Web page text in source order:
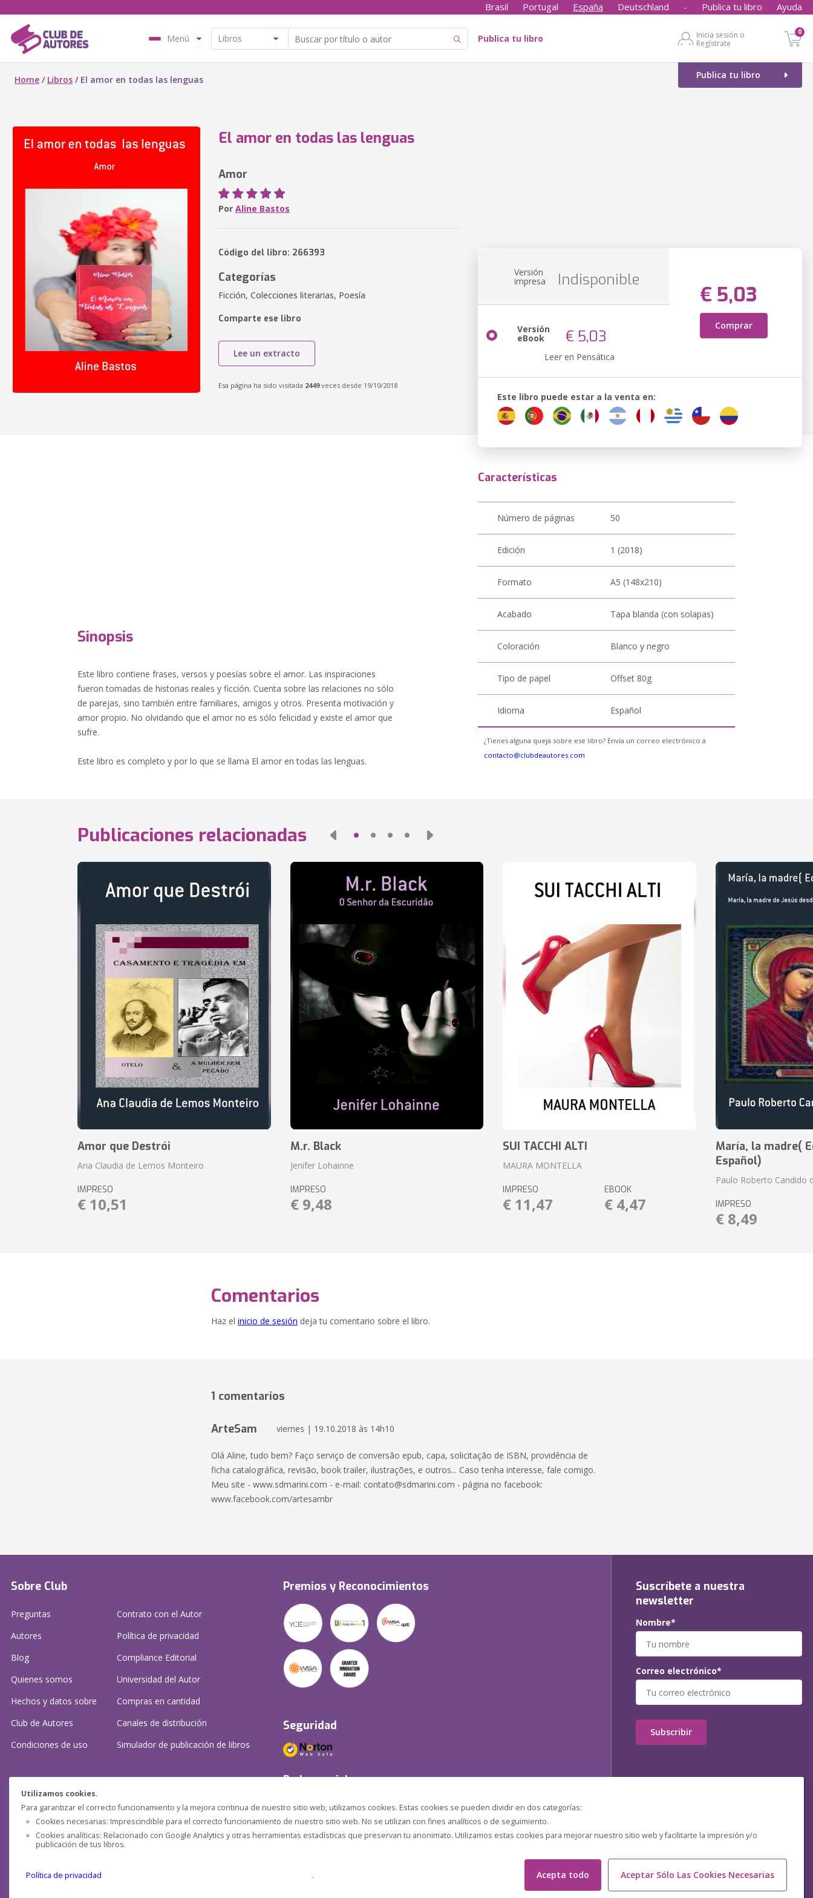
Utilizamos cookies.
Para garantizar el correcto funcionamiento y la mejora continua de nuestro sitio web, utilizamos cookies. Estas cookies se pueden dividir en dos categorías:
Cookies necesarias: Imprescindible para el correcto funcionamiento de nuestro sitio web. No se utilizan con fines analíticos o de seguimiento.
Cookies analíticas: Relacionado con Google Analytics y otras herramientas estadísticas que preservan tu anonimato. Utilizamos estas cookies para mejorar nuestro sitio web y facilitarte la impresión y/o
publicación de tus libros.
Política de privacidad . Acepta todo Aceptar Sólo Las Cookies Necesarias
Brasil Portugal España Deutschland - Publica tu libro Ayuda
Menú Publica tu libro
Inicia sesión o
Regístrate
0
Publica tu libro
Home / Libros / El amor en todas las lenguas
El amor en todas las lenguas
Amor
Por Aline Bastos
Código del libro: 266393
Categorías
Ficción, Colecciones literarias, Poesía
Comparte ese libro
Lee un extracto
Esa página ha sido visitada 2449veces desde 19/10/2018
Versión
impresa Indisponible
€ 5,03
Comprar
Versión
eBook € 5,03
Leer en Pensática
Este libro puede estar a la venta en:
Sinopsis
Este libro contiene frases, versos y poesías sobre el amor. Las inspiraciones
fueron tomadas de historias reales y ficción. Cuenta sobre las relaciones no sólo
de parejas, sino también entre familiares, amigos y otros. Presenta motivación y
amor propio. No olvidando que el amor no es sólo felicidad y existe el amor que
sufre.
Este libro es completo y por lo que se llama El amor en todas las lenguas.
Características
Número de páginas 50
Edición 1 (2018)
Formato A5 (148x210)
Acabado Tapa blanda (con solapas)
Coloración Blanco y negro
Tipo de papel Offset 80g
Idioma Español
¿Tienes alguna queja sobre ese libro? Envía un correo electrónico a
contacto@clubdeautores.com
Publicaciones relacionadas
Amor que Destrói
Ana Claudia de Lemos Monteiro
IMPRESO
€ 10,51
M.r. Black
Jenifer Lohainne
IMPRESO
€ 9,48
SUI TACCHI ALTI
MAURA MONTELLA
IMPRESO
€ 11,47
EBOOK
€ 4,47
María, la madre(
Español)
Paulo Roberto Candido
IMPRESO
€ 8,49
Comentarios
Haz el inicio de sesión deja tu comentario sobre el libro.
1 comentarios
ArteSam viernes | 19.10.2018 às 14h10
Olá Aline, tudo bem? Faço serviço de conversão epub, capa, solicitação de ISBN, providência de
ficha catalográfica, revisão, book trailer, ilustrações, e outros... Caso tenha interesse, fale comigo.
Meu site - www.sdmarini.com - e-mail: contato@sdmarini.com - página no facebook:
www.facebook.com/artesambr
Sobre Club
Preguntas
Autores
Blog
Quienes somos
Hechos y datos sobre
Club de Autores
Condiciones de uso
Contrato con el Autor
Política de privacidad
Compliance Editorial
Universidad del Autor
Compras en cantidad
Canales de distribución
Simulador de publicación de libros
¿Necesitas ayuda?
Preguntas frecuentes
Contacta con nosotros: (contacto@clubdeautores.com )
Premios y Reconocimientos
Seguridad
Redes sociales
Suscríbete a nuestra
newsletter
Nombre*
Correo electrónico*
Subscribir
Pensática Lda., Número de Identificação Fiscal 517215560